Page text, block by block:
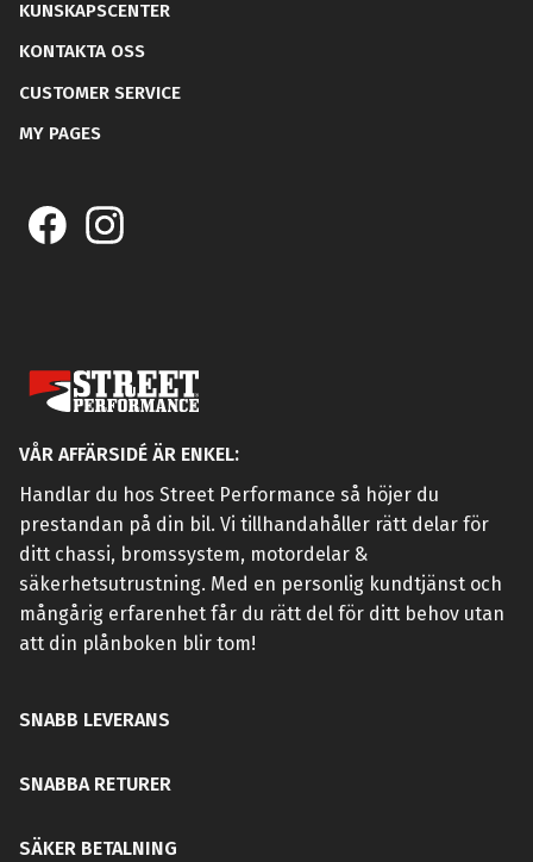
KUNSKAPSCENTER
KONTAKTA OSS
CUSTOMER SERVICE
MY PAGES
VÅR AFFÄRSIDÉ ÄR ENKEL:
Handlar du hos Street Performance så höjer du
prestandan på din bil. Vi tillhandahåller rätt delar för
ditt chassi, bromssystem, motordelar &
säkerhetsutrustning. Med en personlig kundtjänst och
mångårig erfarenhet får du rätt del för ditt behov utan
att din plånboken blir tom!
SNABB LEVERANS
SNABBA RETURER
SÄKER BETALNING